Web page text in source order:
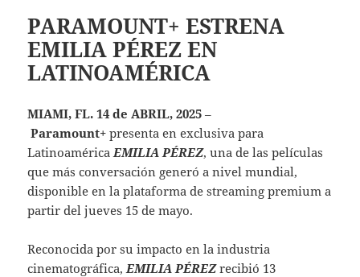
PARAMOUNT+ ESTRENA
EMILIA PÉREZ EN
LATINOAMÉRICA
MIAMI, FL. 14 de ABRIL, 2025 –
Paramount+ presenta en exclusiva para
Latinoamérica EMILIA PÉREZ, una de las películas
que más conversación generó a nivel mundial,
disponible en la plataforma de streaming premium a
partir del jueves 15 de mayo.
Reconocida por su impacto en la industria
cinematográfica, EMILIA PÉREZrecibió 13